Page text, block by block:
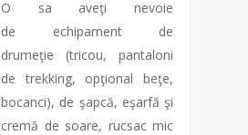
O sa aveţi nevoie
de echipament de
drumeţie (tricou, pantaloni
de trekking, opţional beţe,
bocanci), de şapcă, eşarfă şi
cremă de soare, rucsac mic